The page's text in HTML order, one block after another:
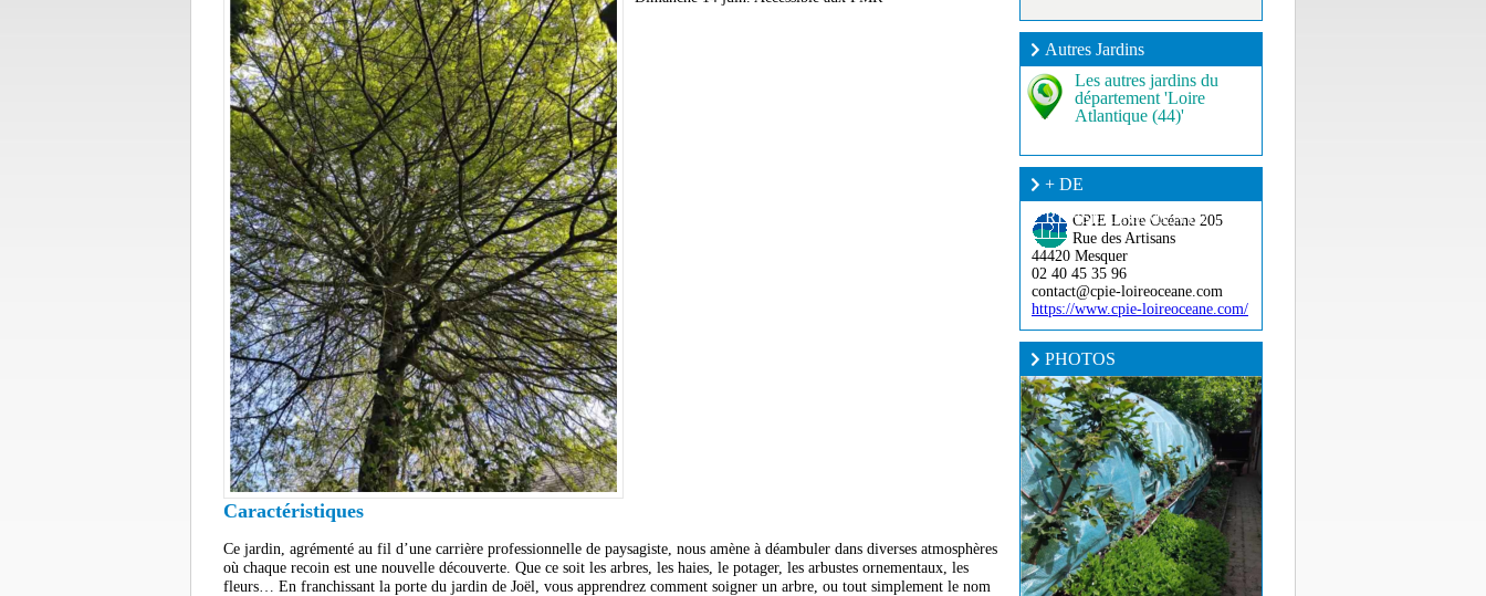
Caractéristiques
Ce jardin, agrémenté au fil d’une carrière professionnelle de paysagiste, nous amène à déambuler dans diverses atmosphères
où chaque recoin est une nouvelle découverte. Que ce soit les arbres, les haies, le potager, les arbustes ornementaux, les
fleurs… En franchissant la porte du jardin de Joël, vous apprendrez comment soigner un arbre, ou tout simplement le nom
Autres Jardins
Les autres jardins du
département 'Loire
Atlantique (44)'
+ DE
RENSEIGNEMENT ?
CPIE Loire Océane 205
Rue des Artisans
44420 Mesquer
02 40 45 35 96
contact@cpie-loireoceane.com
https://www.cpie-loireoceane.com/
PHOTOS